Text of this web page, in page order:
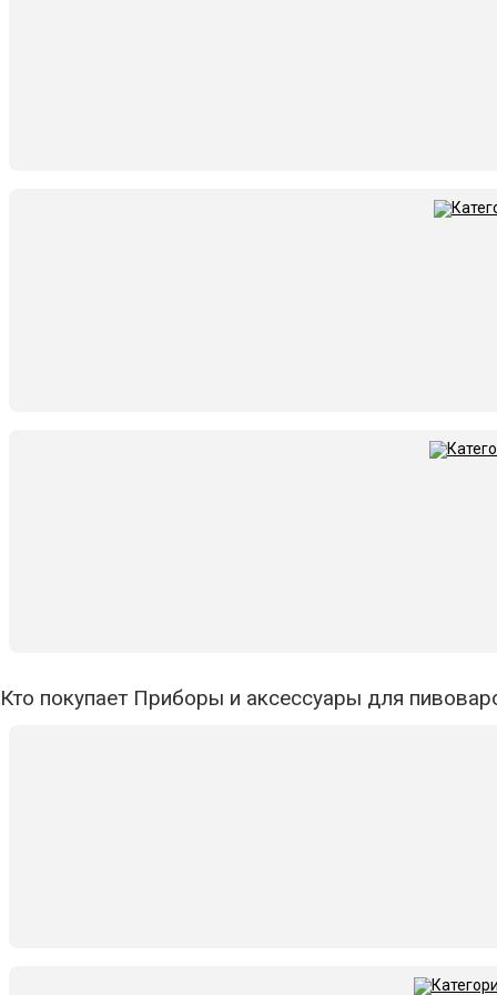
Кто покупает Приборы и аксессуары для